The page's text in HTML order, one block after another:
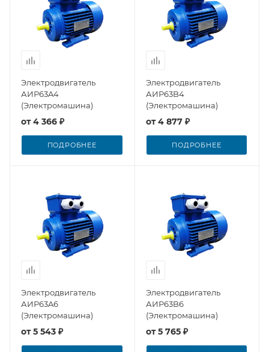
Электродвигатель
АИР63A4
(Электромашина)
от4 366 ₽
ПОДРОБНЕЕ
Электродвигатель
АИР63B4
(Электромашина)
от4 877 ₽
ПОДРОБНЕЕ
Электродвигатель
АИР63A6
(Электромашина)
от5 543 ₽
Электродвигатель
АИР63B6
(Электромашина)
от5 765 ₽